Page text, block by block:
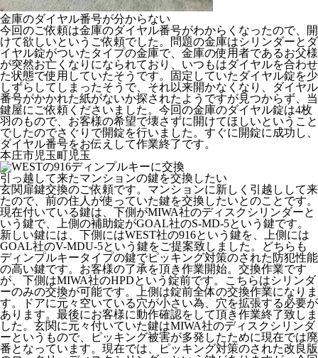
金庫のダイヤル番号が分からない
今回のご依頼は金庫のダイヤル番号がわからくなったので、開
けて欲しいというご依頼でした。問題の金庫はシリンダーとダ
イヤル錠がついたタイプの金庫で、金庫の使用者であるお父様
が突然お亡くなりになられており、いつもはダイヤルを合わせ
た状態で使用していたそうです。固定していたダイヤル錠を少
しずらしてしまったそうで、それ以来開かなくなり、ダイヤル
番号がかかれた紙がないか探されたようですが見つからず、当
鍵屋にご依頼くださいました。今回の金庫のダイヤル錠は4枚
羽のもので、お客様の希望で壊さずに開けてほしいということ
でしたのでさぐりで開錠を行いました。すぐに開錠に成功し、
ダイヤル番号をお伝えして作業終了です。
本庄市児玉町児玉
引っ越して来たマンションの鍵を交換したい
玄関扉鍵交換のご依頼です。マンションに新しく引越しして来
たので、前の住人が使っていた鍵を交換したいとのことです。
現在付いている鍵は、下側がMIWA社のディスクシリンダーと
いう鍵で、上側の補助錠がGOAL社のS-MD-5という鍵です。
新しい鍵には、下側にはWEST社の916という鍵を、上側には
GOAL社のV-MDU-5という鍵をご提案致しました。どちらも
ディンプルキータイプの鍵でピッキング対策のされた防犯性能
の高い鍵です。お客様の了承を頂き作業開始。交換作業です
が、下側はMIWA社のHPDという錠前です。こちらはシリンダ
ーのみの交換が可能です。上側は錠前全体の交換作業になりま
す。ドアに元々空いている穴が小さい為、穴を拡張する必要が
あります。最後にお客様に動作確認をして頂き作業終了致しま
した。玄関に元々付いていた鍵はMIWA社のディスクシリンダ
ーというもので、ピッキング被害が多発したために現在では廃
番となっています。現在では、ピッキング対策のされた改良版